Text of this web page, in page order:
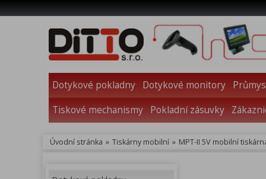
Dotykové pokladny Dotykové monitory
Tiskové mechanismy
Pokladní zásuvky
Úvodní stránka » Tiskárny mobilní » MPT-II 5V mobilní